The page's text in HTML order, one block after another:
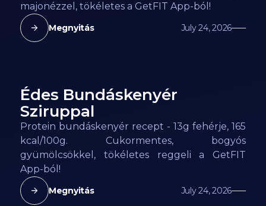
majonézzel, tökéletes a GetFIT App-ból!
Megnyitás July 24, 2026
165 kcal
Édes Bundáskenyér
Sziruppal
Protein bundáskenyér recept - 13g fehérje, 165
kcal/100g. Cukormentes, bogyós
gyümölcsökkel, tökéletes reggeli a GetFIT
App-ból!
Megnyitás July 24, 2026